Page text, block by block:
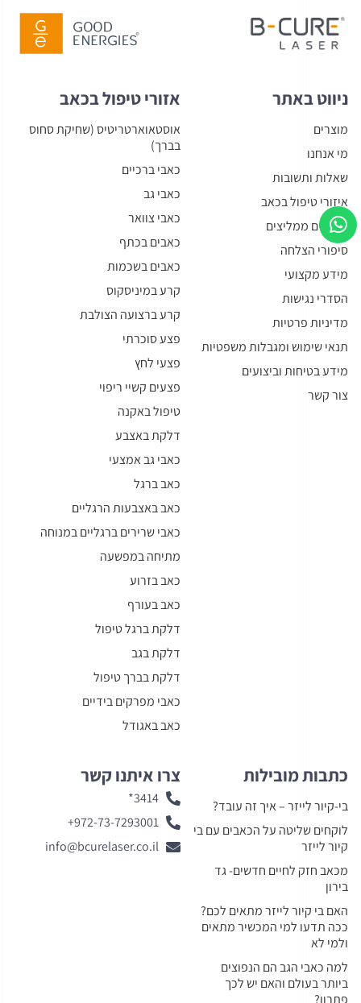
ניווט באתר
מוצרים
מי אנחנו
שאלות ותשובות
איזורי טיפול בכאב
מומחים ממליצים
סיפורי הצלחה
מידע מקצועי
הסדרי נגישות
מדיניות פרטיות
תנאי שימוש ומגבלות משפטיות
מידע בטיחות וביצועים
צור קשר
אזורי טיפול בכאב
אוסטאוארטריטיס (שחיקת סחוס
בברך)
כאבי ברכיים
כאבי גב
כאבי צוואר
כאבים בכתף
כאבים בשכמות
קרע במיניסקוס
קרע ברצועה הצולבת
פצע סוכרתי
פצעי לחץ
פצעים קשיי ריפוי
טיפול באקנה
דלקת באצבע
כאבי גב אמצעי
כאב ברגל
כאב באצבעות הרגליים
כאבי שרירים ברגליים במנוחה
מתיחה במפשעה
כאב בזרוע
כאב בעורף
דלקת ברגל טיפול
דלקת בגב
דלקת בברך טיפול
כאבי מפרקים בידיים
כאב באגודל
כתבות מובילות
בי-קיור לייזר – איך זה עובד?
לוקחים שליטה על הכאבים עם בי
קיור לייזר
מכאב חזק לחיים חדשים- גד
בירון
האם בי קיור לייזר מתאים לכם?
ככה תדעו למי המכשיר מתאים
ולמי לא
למה כאבי הגב הם הנפוצים
ביותר בעולם והאם יש לכך
פתרון?
צרו איתנו קשר
3414*
972-73-7293001+
info@bcurelaser.co.il